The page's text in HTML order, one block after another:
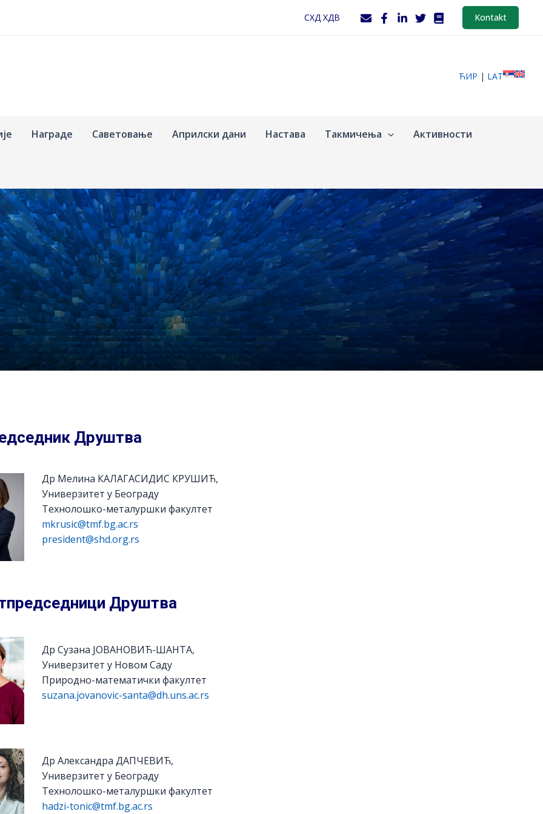
СХД ХДВ Kontakt
ЋИР | LAT
Награде Саветовање Априлски дани Настава Такмичења Активности
Друштва
Др Мелина КАЛАГАСИДИС КРУШИЋ,
Универзитет у Београду
Технолошко-металуршки факултет
mkrusic@tmf.bg.ac.rs
president@shd.org.rs
Друштва
Др Сузана ЈОВАНОВИЋ-ШАНТА,
Универзитет у Новом Саду
Природно-математички факултет
suzana.jovanovic-santa@dh.uns.ac.rs
Др Александра ДАПЧЕВИЋ,
Универзитет у Београду
Технолошко-металуршки факултет
hadzi-tonic@tmf.bg.ac.rs